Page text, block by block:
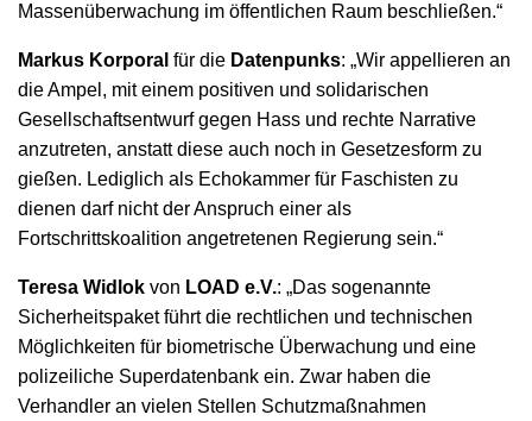
Massenüberwachung im öffentlichen Raum beschließen.“
Markus Korporal für die Datenpunks: „Wir appellieren an
die Ampel, mit einem positiven und solidarischen
Gesellschaftsentwurf gegen Hass und rechte Narrative
anzutreten, anstatt diese auch noch in Gesetzesform zu
gießen. Lediglich als Echokammer für Faschisten zu
dienen darf nicht der Anspruch einer als
Fortschrittskoalition angetretenen Regierung sein.“
Teresa Widlok von LOAD e.V.: „Das sogenannte
Sicherheitspaket führt die rechtlichen und technischen
Möglichkeiten für biometrische Überwachung und eine
polizeiliche Superdatenbank ein. Zwar haben die
Verhandler an vielen Stellen Schutzmaßnahmen